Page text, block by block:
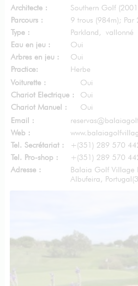
Architecte :
Southern Golf
Parcours :
9 trous (984m); Par
Type :
Parkland, vallonné
Eau en jeu :
Oui
Arbres en jeu :
Oui
Practice:
Herbe
Voiturette :
Oui
Chariot Electrique :
Oui
Chariot Manuel :
Oui
Email :
Web :
Tel. Secrétariat :
+(351) 289 570
Tel. Pro-shop :
+(351) 289 570
Adresse :
Balaia Golf Village
Albufeira, Portugal